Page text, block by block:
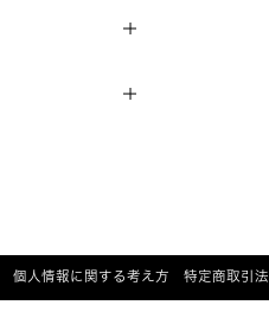
個人情報に関する考え方 特定商取引